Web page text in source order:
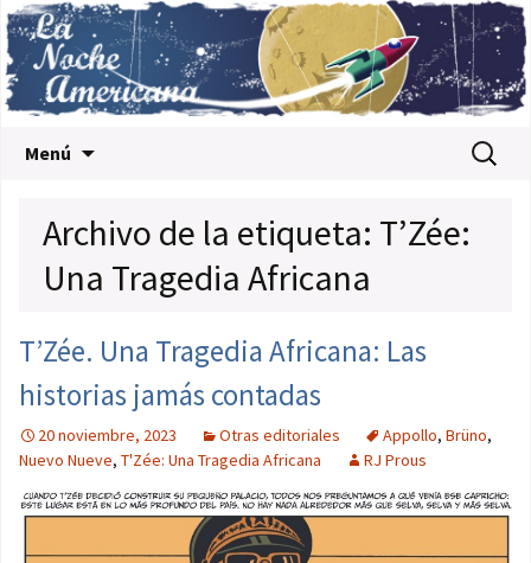
Menú Buscar:
Archivo de la etiqueta: T’Zée:
Una Tragedia Africana
T’Zée. Una Tragedia Africana: Las
historias jamás contadas
20 noviembre, 2023 Otras editoriales Appollo, Brüno,
Nuevo Nueve, T'Zée: Una Tragedia Africana RJ Prous